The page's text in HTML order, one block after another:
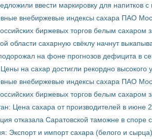
ввести маркировку для напитков
внебиржевые индексы сахара ПАО
биржевых торгов белым сахаром
области сахарную свёклу начнут
на фоне прогнозов дефицита в
на сахар достигли рекордно высокого
внебиржевые индексы сахара ПАО
биржевых торгов белым сахаром
Цена сахара от производителей в июне
отказала Саратовской таможне в
Экспорт и импорт сахара (белого и